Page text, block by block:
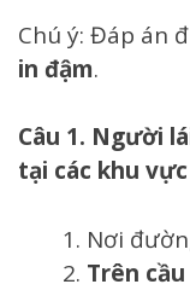
Chú ý: Đáp án
in đậm.
Câu 1. Người
tại các khu
Nơi
Trên cầu